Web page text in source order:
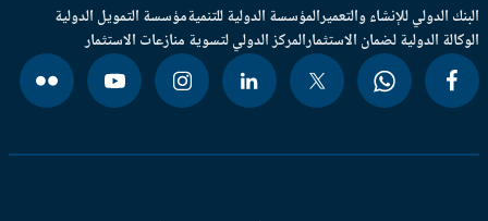
الدولي للإنشاء والتعميرالمؤسسة الدولية للتنميةمؤسسة التمويل الدولية
الدولية لضمان الاستثمارالمركز الدولي لتسوية منازعات الاستثمار